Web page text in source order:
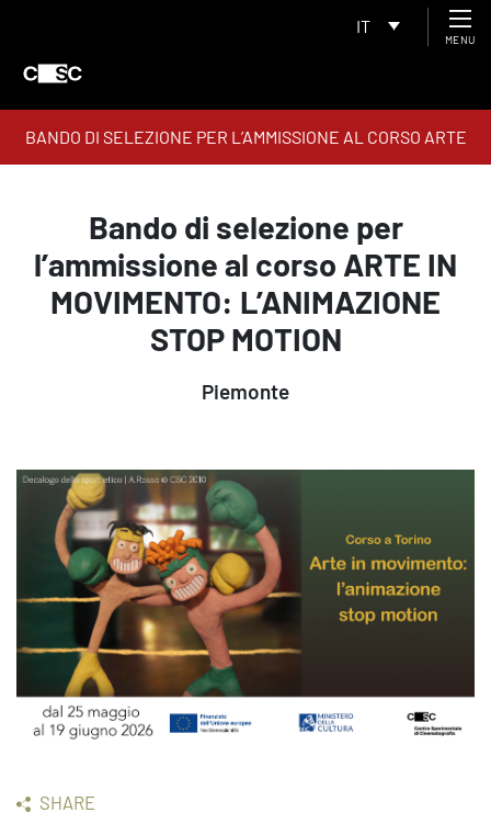
IT
MENU
BANDO DI SELEZIONE PER L’AMMISSIONE AL CORSO ARTE
IN MOVIMENTO: L’ANIMAZIONE STOP MOTION
Bando di selezione per
l’ammissione al corso ARTE IN
MOVIMENTO: L’ANIMAZIONE
STOP MOTION
Piemonte
SHARE